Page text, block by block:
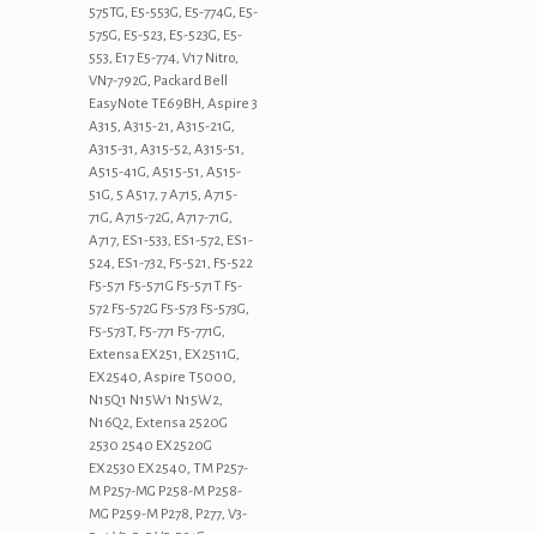
575TG, E5-553G, E5-774G, E5-
575G, E5-523, E5-523G, E5-
553, E17 E5-774, V17 Nitro,
VN7-792G, Packard Bell
EasyNote TE69BH, Aspire 3
A315, A315-21, A315-21G,
A315-31, A315-52, A315-51,
A515-41G, A515-51, A515-
51G, 5 A517, 7 A715, A715-
71G, A715-72G, A717-71G,
A717, ES1-533, ES1-572, ES1-
524, ES1-732, F5-521, F5-522
F5-571 F5-571G F5-571T F5-
572 F5-572G F5-573 F5-573G,
F5-573T, F5-771 F5-771G,
Extensa EX251, EX2511G,
EX2540, Aspire T5000,
N15Q1 N15W1 N15W2,
N16Q2, Extensa 2520G
2530 2540 EX2520G
EX2530 EX2540, TM P257-
M P257-MG P258-M P258-
MG P259-M P278, P277, V3-